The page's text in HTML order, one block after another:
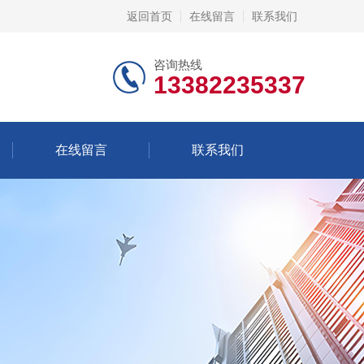
返回首页 在线留言 联系我们
咨询热线
13382235337
在线留言 联系我们